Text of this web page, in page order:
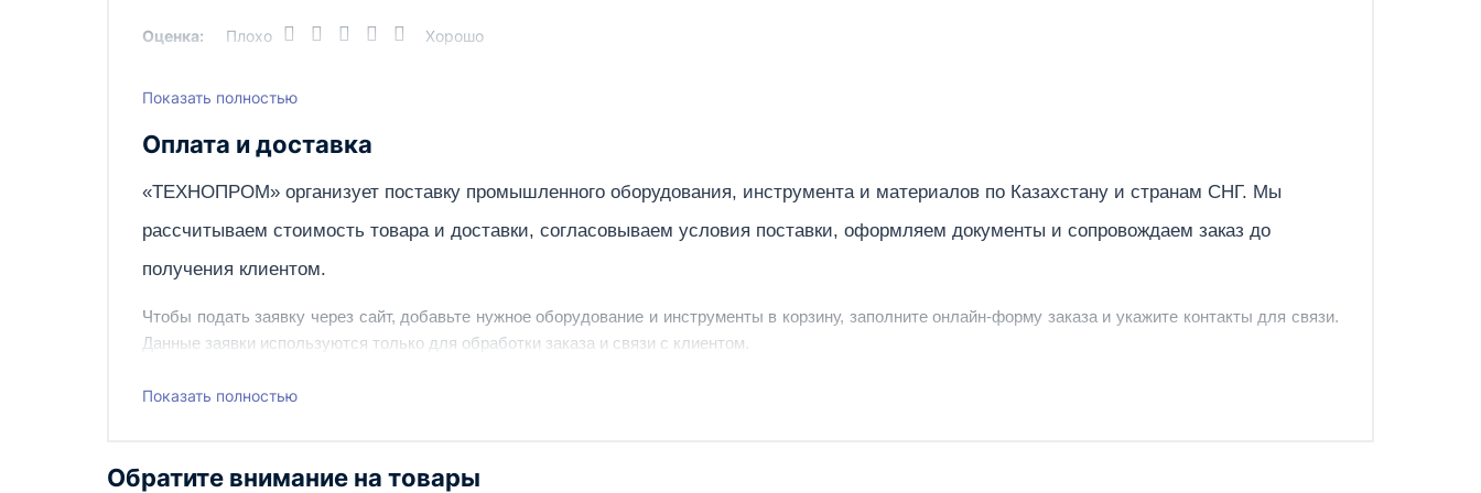
Оценка: Плохо Хорошо
Написать отзыв
Показать полностью
Оплата и доставка
«ТЕХНОПРОМ» организует поставку промышленного оборудования, инструмента и материалов по Казахстану и странам СНГ. Мы
рассчитываем стоимость товара и доставки, согласовываем условия поставки, оформляем документы и сопровождаем заказ до
получения клиентом.
Чтобы подать заявку через сайт, добавьте нужное оборудование и инструменты в корзину, заполните онлайн-форму заказа и укажите контакты для связи.
Данные заявки используются только для обработки заказа и связи с клиентом.
Наш сотрудник свяжется с вами, чтобы подтвердить заявку, уточнить детали, рассчитать стоимость поставки и предложить удобный вариант доставки.
Показать полностью
Обратите внимание на товары